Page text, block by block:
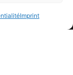
Imprint